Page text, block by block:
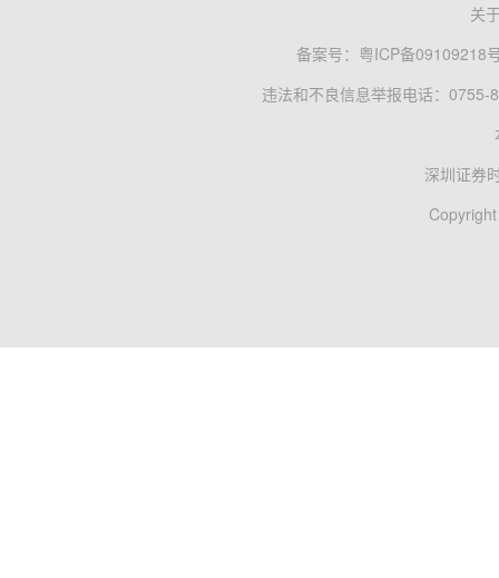
关
备案号： 粤ICP备09109218
违法和不良信息举报电话：0755-
深圳证券